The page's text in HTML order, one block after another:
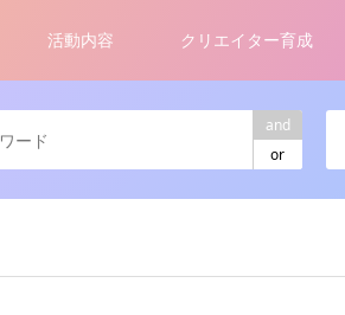
活動内容 クリエイター育成
and
or